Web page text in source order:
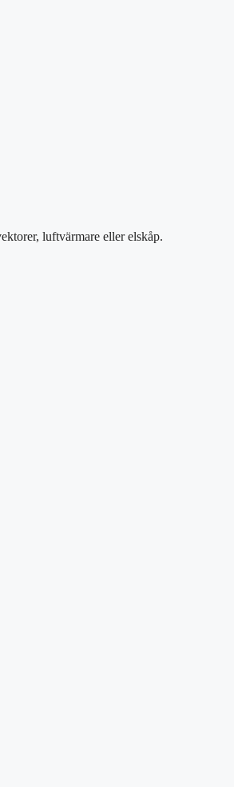
luftvärmare eller elskåp.